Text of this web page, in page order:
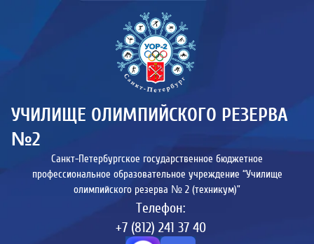
УЧИЛИЩЕ ОЛИМПИЙСКОГО РЕЗЕРВА
№2
Санкт-Петербургское государственное бюджетное
профессиональное образовательное учреждение “Училище
олимпийского резерва № 2 (техникум)”
Телефон:
+7 (812) 241 37 40